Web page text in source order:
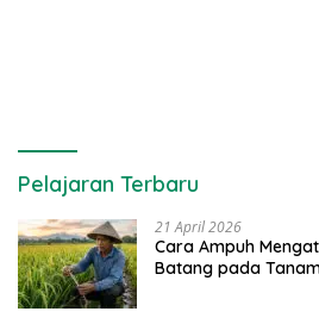
Pelajaran Terbaru
21 April 2026
Cara Ampuh
Batang pada